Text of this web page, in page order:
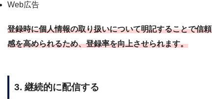
Web広告
登録時に個人情報の取り扱いについて明記することで信頼
感を高められるため、登録率を向上させられます。
3. 継続的に配信する